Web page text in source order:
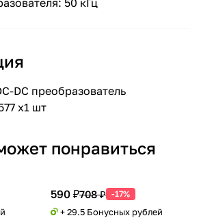
DC преобразователь
x1 шт
понравиться
590 ₽708 ₽ -17%
+ 29.5 Бонусных рублей